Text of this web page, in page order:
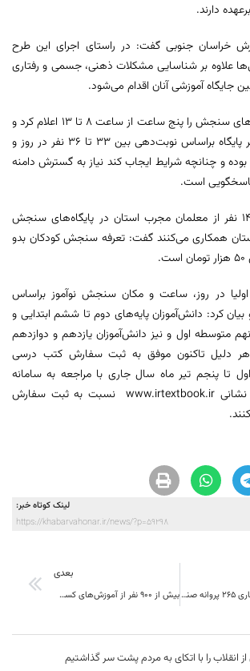
دارند.
خراسان جنوبی گفت: در راستای اجرای این طرح
علاوه بر شناسایی مشکلات ذهنی، جسمی و رفتاری
جایگاه آموزشی آنان اقدام می‌شود.
وی ساعت کاری پایگاه‌های سنجش را پنج ساعت از ساعت ۸ تا ۱۳ اعلام کرد و
افزود: میزان پذیرش هر پایگاه براساس نوبت‌دهی بین ۳۳ تا ۳۶ نفر در روز و
و چنانچه شرایط ایجاب کند نیاز به گسترش دامنه
پاسخگویی است.
واقعی با بیان اینکه ۱۴۰ نفر از معلمان مجرب استان در پایگاه‌های سنجش
همکاری می‌کنند گفت: تعرفه سنجش کودکان بدو
در روز، ساعت و مکان سنجش نوآموز براساس
کرد: دانش‌آموزان پایه‌های دوم تا ششم ابتدایی و
متوسطه اول و نیز دانش‌آموزان یازدهم و دوازدهم
دلیل تاکنون موفق به ثبت سفارش کتب درسی
اول تا پنجم تیر ماه سال جاری با مراجعه به سامانه
فروش کتب درسی به نشانی www.irtextbook.ir نسبت به ثبت سفارش
لینک کوتاه خبر:
https://khabarvahonar.ir/news/?p=59298
از ابتدای سال جاری ۲۶۵ پروانه صنفی جدید در خراسان جنوبی صادر شد
بعدی
بیش از ۹۰۰ نفر از آموزش‌های کسب و کار طرح توسعه مشاغل خانگی در خراسان جنوبی بهره مند شدند
را با اتکای به مردم پشت سر گذاشتیم